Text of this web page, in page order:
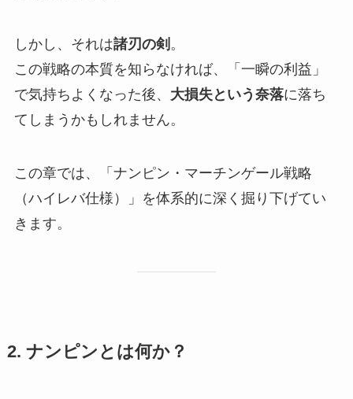
しかし、それは諸刃の剣 。
この戦略の本質を知らなければ、「一瞬の利益」
で気持ちよくなった後、 大損失という奈落に落ち
てしまうかもしれません。
この章では、「ナンピン・マーチンゲール戦略
（ハイレバ仕様）」を体系的に深く掘り下げてい
きます。
2. ナンピンとは何か？